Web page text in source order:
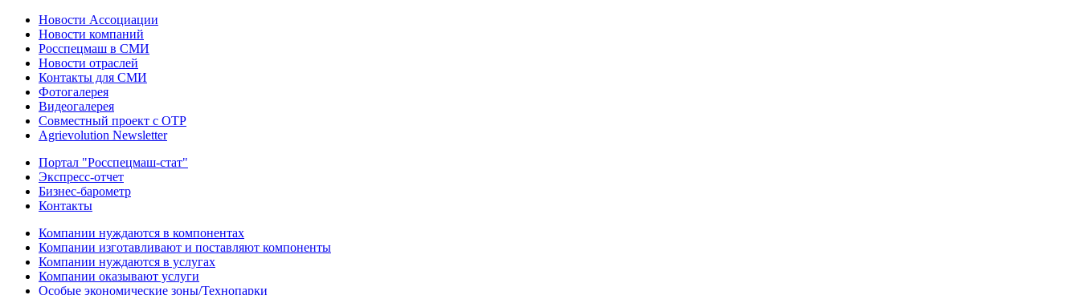
Новости Ассоциации
Новости компаний
Росспецмаш в СМИ
Новости отраслей
Контакты для СМИ
Фотогалерея
Видеогалерея
Совместный проект с ОТР
Agrievolution Newsletter
Портал "Росспецмаш-стат"
Экспресс-отчет
Бизнес-барометр
Контакты
Компании нуждаются в компонентах
Компании изготавливают и поставляют компоненты
Компании нуждаются в услугах
Компании оказывают услуги
Особые экономические зоны/Технопарки